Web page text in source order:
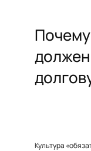
Культура